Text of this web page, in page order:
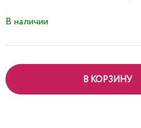
В наличии
В КОРЗИНУ